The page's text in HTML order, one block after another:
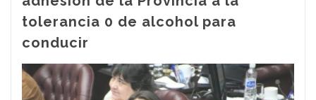
tolerancia 0 de alcohol para
conducir